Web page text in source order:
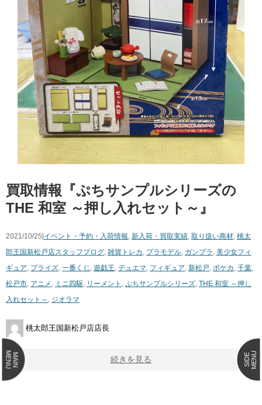
買取情報『ぷちサンプルシリーズの
THE ​和室 ​～押し入れセット～』
2021/10/25|イベント・予約・入荷情報 新入荷・買取実績 取り扱い商材 桃太
郎王国新松戸店スタッフブログ 雑貨 トレカ プラモデル ガンプラ 美少女フィ
ギュア プライズ 一番くじ 遊戯王 デュエマ フィギュア 新松戸 ポケカ 千葉
松戸市 アニメ ミニ四駆 リーメント ぷちサンプルシリーズ THE ​和室 ​～押し
入れセット～
ジオラマ
桃太郎王国新松戸店店長
続きを見る
MAIN
MENU SIDEMENU